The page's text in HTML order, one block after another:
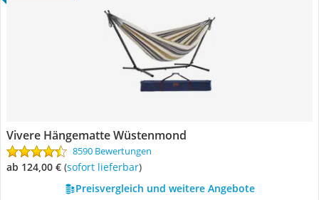
Vivere Hängematte Wüstenmond
8590 Bewertungen
ab 124,00 € ( Sofort lieferbar)
Preisvergleich und weitere Angebote